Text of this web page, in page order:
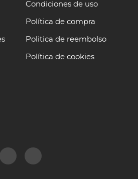
Condiciones de uso
Política de compra
Politica de reembolso
Política de cookies